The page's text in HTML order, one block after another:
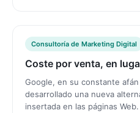
Consultoría de Marketing Digital
Coste por venta, en
Google, en su constante
desarrollado una nueva
insertada en las páginas